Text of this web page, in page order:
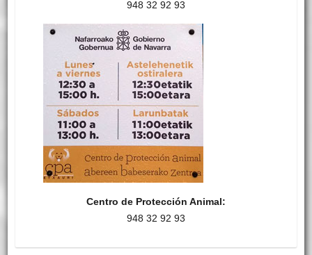
948 32 92 93
Centro de Protección Animal:
948 32 92 93